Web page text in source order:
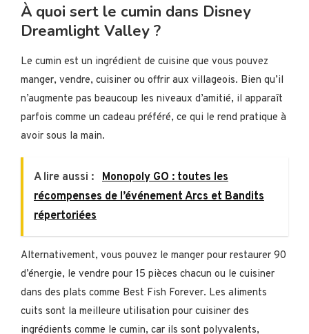
À quoi sert le cumin dans Disney
Dreamlight Valley ?
Le cumin est un ingrédient de cuisine que vous pouvez
manger, vendre, cuisiner ou offrir aux villageois. Bien qu’il
n’augmente pas beaucoup les niveaux d’amitié, il apparaît
parfois comme un cadeau préféré, ce qui le rend pratique à
avoir sous la main.
A lire aussi :
Monopoly GO : toutes les
récompenses de l’événement Arcs et Bandits
répertoriées
Alternativement, vous pouvez le manger pour restaurer 90
d’énergie, le vendre pour 15 pièces chacun ou le cuisiner
dans des plats comme Best Fish Forever. Les aliments
cuits sont la meilleure utilisation pour cuisiner des
ingrédients comme le cumin, car ils sont polyvalents,